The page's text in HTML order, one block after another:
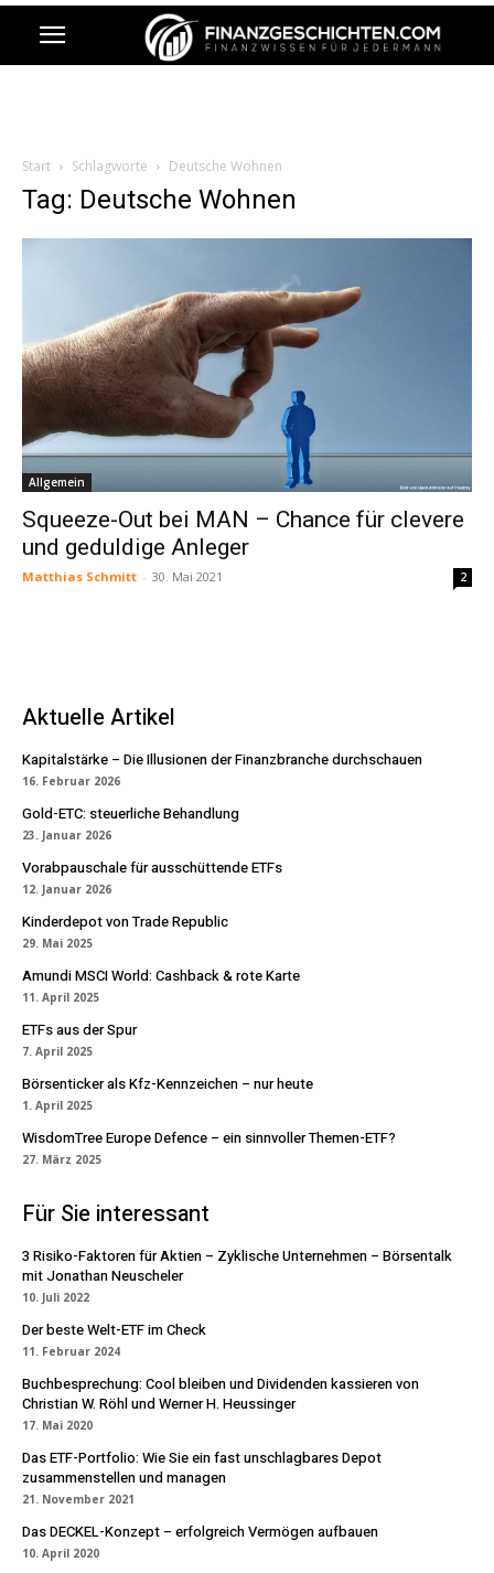
Start Schlagworte Deutsche Wohnen
Tag: Deutsche Wohnen
Allgemein
Squeeze-Out bei MAN – Chance für clevere
und geduldige Anleger
Matthias Schmitt - 30. Mai 2021 2
Aktuelle Artikel
Kapitalstärke – Die Illusionen der Finanzbranche durchschauen
16. Februar 2026
Gold-ETC: steuerliche Behandlung
23. Januar 2026
Vorabpauschale für ausschüttende ETFs
12. Januar 2026
Kinderdepot von Trade Republic
29. Mai 2025
Amundi MSCI World: Cashback & rote Karte
11. April 2025
ETFs aus der Spur
7. April 2025
Börsenticker als Kfz-Kennzeichen – nur heute
1. April 2025
WisdomTree Europe Defence – ein sinnvoller Themen-ETF?
27. März 2025
Für Sie interessant
3 Risiko-Faktoren für Aktien – Zyklische Unternehmen – Börsentalk
mit Jonathan Neuscheler
10. Juli 2022
Der beste Welt-ETF im Check
11. Februar 2024
Buchbesprechung: Cool bleiben und Dividenden kassieren von
Christian W. Röhl und Werner H. Heussinger
17. Mai 2020
Das ETF-Portfolio: Wie Sie ein fast unschlagbares Depot
zusammenstellen und managen
21. November 2021
Das DECKEL-Konzept – erfolgreich Vermögen aufbauen
10. April 2020